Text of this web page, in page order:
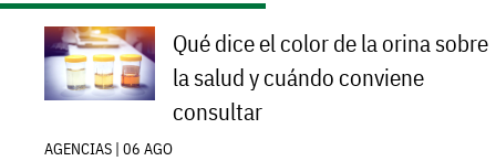
Qué dice el color de la orina sobre
la salud y cuándo conviene
consultar
AGENCIAS | 06 AGO